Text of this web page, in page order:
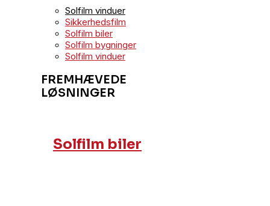
Solfilm vinduer
Sikkerhedsfilm
Solfilm biler
Solfilm bygninger
Solfilm vinduer
FREMHÆVEDE
LØSNINGER
Solfilm biler